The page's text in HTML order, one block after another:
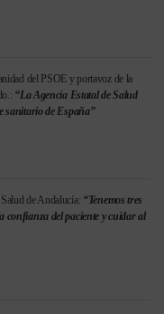
del PSOE y portavoz de la
“La Agencia Estatal de Salud
sanitario de España”
de Andalucía: “Tenemos tres
confianza del paciente y cuidar al